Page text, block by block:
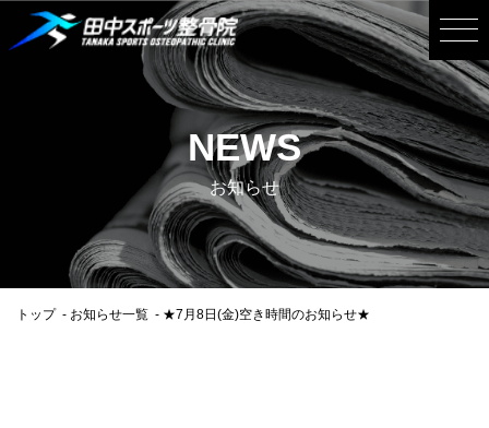
NEWS
お知らせ
トップ お知らせ一覧 ★7月8日(金)空き時間のお知らせ★